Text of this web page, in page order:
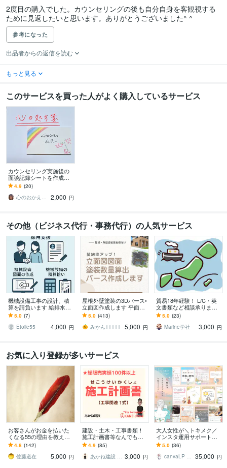
2度目の購入でした。カウンセリングの後も自分自身を客観視する
ために見返したいと思います。ありがとうございました^ ^
参考になった
出品者からの返信を読む
もっと見る
このサービスを買った人がよく購入しているサービス
カウンセリング実施後の
面談記録シートを作成し
ます 【心の処方箋】相談
内容の振り返りにお役立
て下さい
4.9 (20)
心のおかえり 花恩
2,000 円
その他（ビジネス代行・事務代行）の人気サービス
機械設備工事の設計、積
算を請負います 給排水、
空調設備の設計や積算業
務を請負います
5.0 (7)
Etoile55
4,000 円
屋根外壁塗装の3Dパース•
立面図作成します 平面図
から！パース作成、建築
数量算出！6点セット
5.0 (413)
みかん11111
5,000 円
貿易18年経験！ L/C・英
文書類など相談承ります
～初めてでも安心、輸出
現場で培った知識で全般
サポート～
5.0 (23)
Marine学社
3,000 円
お気に入り登録が多いサービス
お客さんがお金を払いた
くなる55の理由を教えま
す 『自分がどうすれば人
の役にたてるのかわから
ない』ときに
4.8 (142)
佐藤道在
5,000 円
建設・土木・工事書類！
施工計画書等なんでもし
ます 【総販売200件】・
施工計画書・竣工書類・
事務・雑務など！
4.9 (85)
あかね建設 AKANEoffice 3,000 円
大人女性が＼トキメク／
インスタ運用サポートま
す 【プラチナ認定】編集
可能なテンプレもプレゼ
ント★
5.0 (36)
canvaLP ･ HP┊︎mimo39 35,000 円